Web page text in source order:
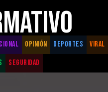
OPINIÓN DEPORTES
VIRAL
SEGURIDAD